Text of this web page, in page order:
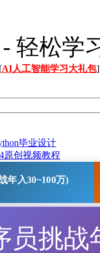
轻松学
AI人工智能学习大礼包]
毕业设计
原创视频教程
年入30~100万)
挑战